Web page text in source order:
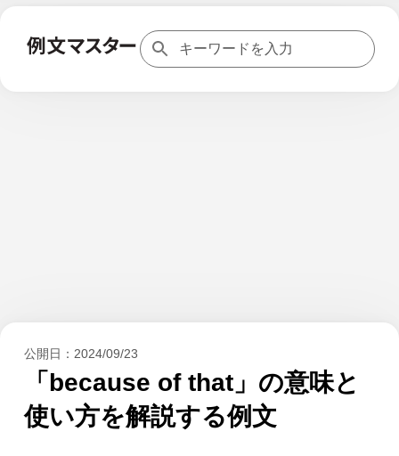
公開日： 2024/09/23
「because of that」の意味と
使い方を解説する例文